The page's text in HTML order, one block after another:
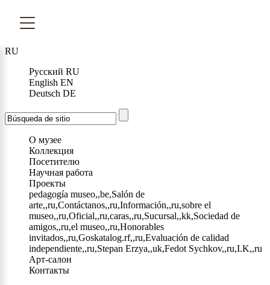
RU
Русский RU
English EN
Deutsch DE
О музее
Коллекция
Посетителю
Научная работа
Проекты
pedagogía museo,,be,Salón de
arte,,ru,Contáctanos,,ru,Información,,ru,sobre el
museo,,ru,Oficial,,ru,caras,,ru,Sucursal,,kk,Sociedad de
amigos,,ru,el museo,,ru,Honorables
invitados,,ru,Goskatalog.rf,,ru,Evaluación de calidad
independiente,,ru,Stepan Erzya,,uk,Fedot Sychkov,,ru,I.K,,ru
Арт-салон
Контакты